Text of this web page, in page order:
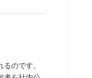
のです。